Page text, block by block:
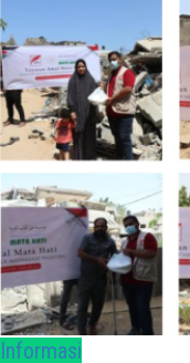
Informasi